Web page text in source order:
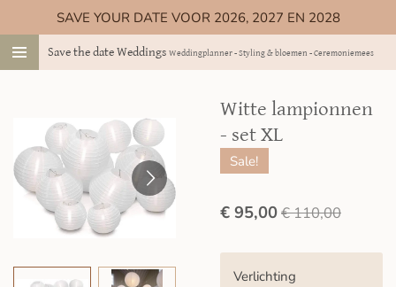
direct
naar
Save the date Weddings Weddingplanner - Styling & bloemen - Ceremoniemeester
SAVE YOUR DATE VOOR 2026, 2027 EN 2028
Witte lampionnen
- set XL
Sale!
€ 95,00€ 110,00
Verlichting